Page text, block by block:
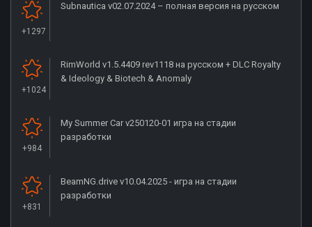
+1297
Subnautica v02.07.2024 – полная версия на русском
+1024
RimWorld v1.5.4409 rev1118 на русском + DLC Royalty
& Ideology & Biotech & Anomaly
+984
My Summer Car v250120-01 игра на стадии
разработки
+831
BeamNG.drive v10.04.2025 - игра на стадии
разработки